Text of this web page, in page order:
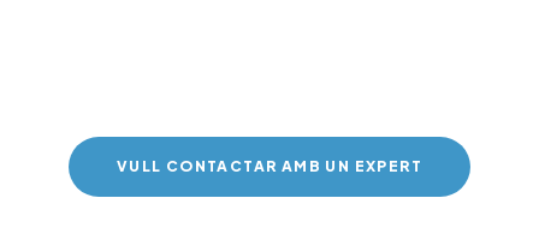
VULL CONTACTAR AMB UN EXPERT